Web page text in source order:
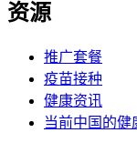
资源
推广套餐
疫苗接种
健康资讯
当前中国的健